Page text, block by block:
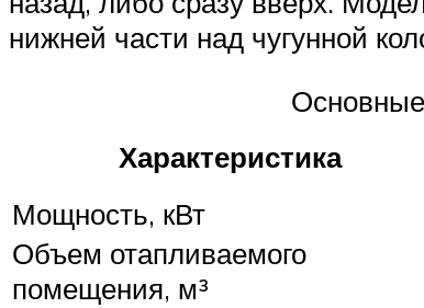
нижней части над чугунной
Характеристика
Мощность, кВт
Объем отапливаемого
помещения, м³